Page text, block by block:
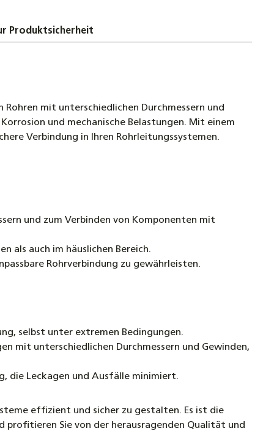
Doppelnippel 1/2" bis 1 1/2" Rechtsgewinde
Kappe 3/8" bis 1 1/2" DN10 bis DN40 Fitting
Typ 300
Produktsicherheit
mit unterschiedlichen Durchmessern und
und mechanische Belastungen. Mit einem
Verbindung in Ihren Rohrleitungssystemen.
und zum Verbinden von Komponenten mit
als auch im häuslichen Bereich.
Rohrverbindung zu gewährleisten.
selbst unter extremen Bedingungen.
mit unterschiedlichen Durchmessern und Gewinden,
die Leckagen und Ausfälle minimiert.
effizient und sicher zu gestalten. Es ist die
Sie von der herausragenden Qualität und